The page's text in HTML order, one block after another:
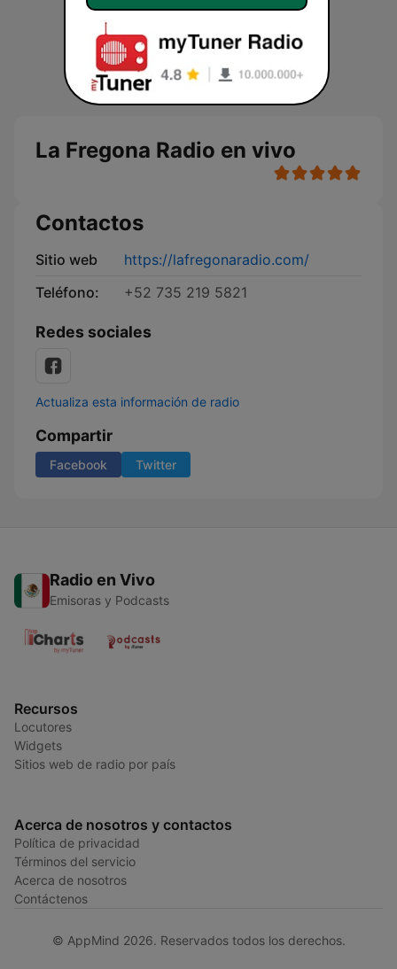
La Fregona Radio en vivo
Contactos
Sitio web
https://lafregonaradio.com/
Teléfono:
+52 735 219 5821
Redes sociales
Actualiza esta información de radio
Compartir
Facebook Twitter
Radio en Vivo
Emisoras y Podcasts
Recursos
Locutores
Widgets
Sitios web de radio por país
Acerca de nosotros y contactos
Política de privacidad
Términos del servicio
Acerca de nosotros
Contáctenos
© AppMind 2026. Reservados todos los derechos.